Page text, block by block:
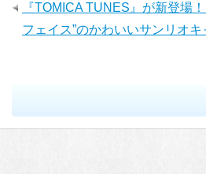
『TOMICA TUNES』が新登場
フェイス”のかわいいサンリオキ